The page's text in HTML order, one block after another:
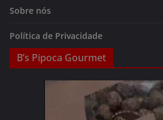
Sobre nós
Política de Privacidade
B’s Pipoca Gourmet